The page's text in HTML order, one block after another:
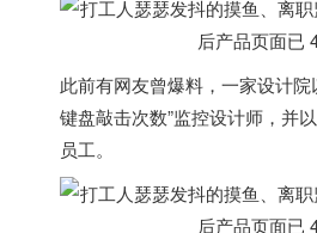
此前有网友曾爆料，一家设计院
键盘敲击次数”监控设计师，并
员工。